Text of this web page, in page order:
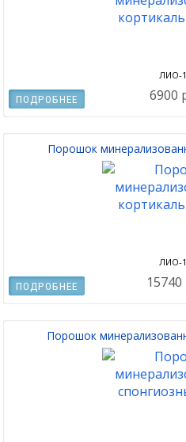
ЛИО-
6900
ПОДРОБНЕЕ
Порошок
ЛИО-
15740
ПОДРОБНЕЕ
Порошок